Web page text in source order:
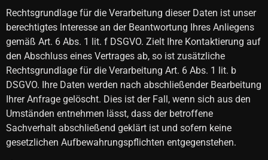
Rechtsgrundlage für die Verarbeitung dieser Daten ist unser
berechtigtes Interesse an der Beantwortung Ihres Anliegens
gemäß Art. 6 Abs. 1 lit. f DSGVO. Zielt Ihre Kontaktierung auf
den Abschluss eines Vertrages ab, so ist zusätzliche
Rechtsgrundlage für die Verarbeitung Art. 6 Abs. 1 lit. b
DSGVO. Ihre Daten werden nach abschließender Bearbeitung
Ihrer Anfrage gelöscht. Dies ist der Fall, wenn sich aus den
Umständen entnehmen lässt, dass der betroffene
Sachverhalt abschließend geklärt ist und sofern keine
gesetzlichen Aufbewahrungspflichten entgegenstehen.